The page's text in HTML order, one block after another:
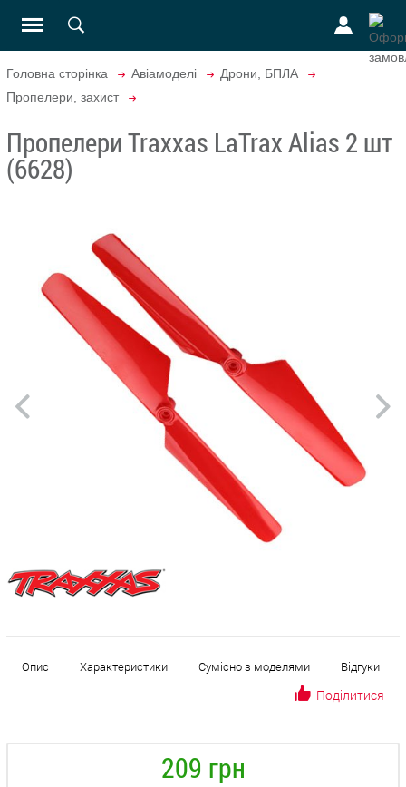
Головна сторінка Авіамоделі
Дрони, БПЛА
Пропелери, захист
Пропелери Traxxas LaTrax Alias 2 шт
(6628)
Опис Характеристики Сумісно з моделями Відгуки
Поділитися
209 грн